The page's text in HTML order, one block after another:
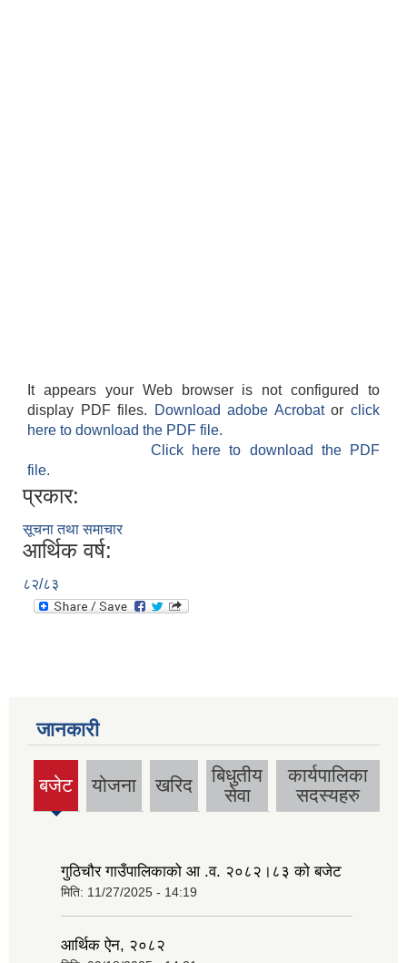
It appears your Web browser is not configured to
display PDF files.
Download adobe Acrobatorclick
here to download the PDF file.
Click here to download the PDF
file.
प्रकार:
सूचना तथा समाचार
आर्थिक वर्ष:
८२/८३
जानकारी
बजेट
(active
tab)
योजना खरिद
बिधुतीय
सेवा
कार्यपालिका
सदस्यहरु
गुठिचौर गाउँपालिकाको आ .व. २०८२।८३ को बजेट
मिति: 11/27/2025 - 14:19
आर्थिक ऐन, २०८२